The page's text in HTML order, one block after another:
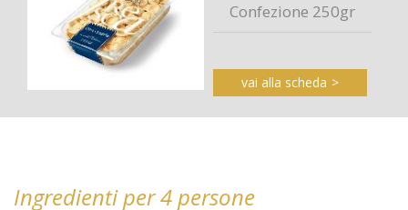
Confezione 250gr
vai alla scheda
Ingredienti per 4 persone